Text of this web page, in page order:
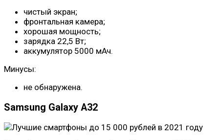
чистый экран;
фронтальная камера;
хорошая мощность;
зарядка 22,5 Вт;
аккумулятор 5000 мАч.
Минусы:
не обнаружена.
Samsung Galaxy A32